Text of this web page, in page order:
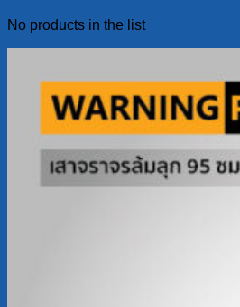
No products in the list